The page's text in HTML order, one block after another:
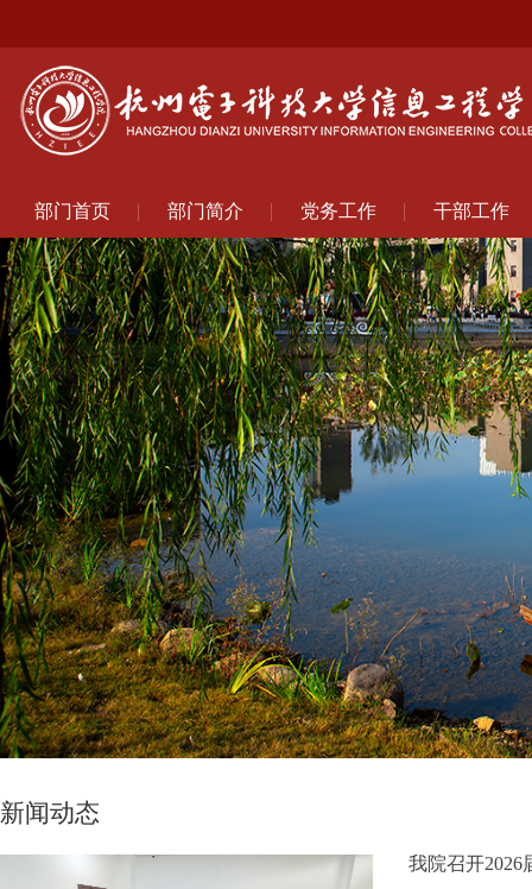
部门首页 部门简介 党务工作 干部工作
新闻动态